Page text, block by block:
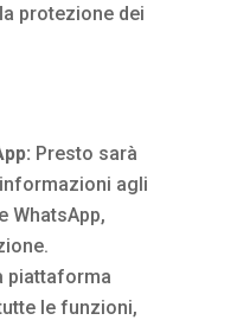
protezione dei
Presto sarà
agli
WhatsApp,
piattaforma
le funzioni,